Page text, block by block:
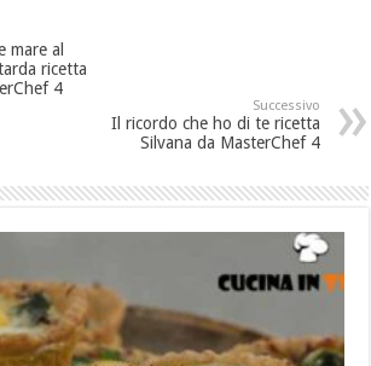
mare al
ricetta
4
Successivo
Il ricordo che ho di te ricetta
Silvana da MasterChef 4